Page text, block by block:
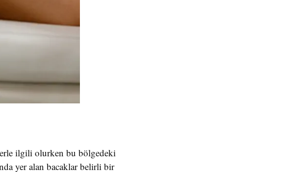
ilgili olurken bu bölgedeki
yer alan bacaklar belirli bir